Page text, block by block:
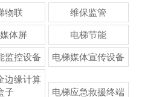
物联
维保监管
体屏
电梯节能
监控设备
电梯媒体宣传设备
边缘计算
子
电梯应急救援终端